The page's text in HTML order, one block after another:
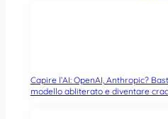
Capire l’AI: OpenAI, Anthropic?
modello abliterato e diventare